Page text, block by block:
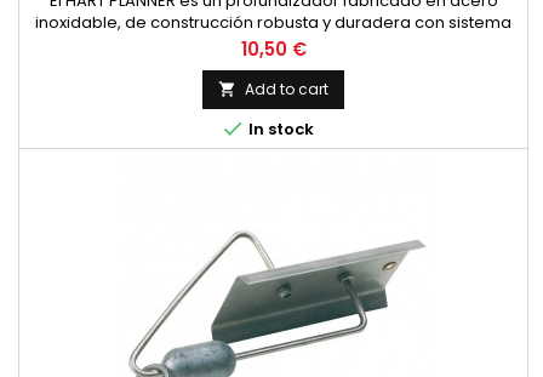
inoxidable, de construcción robusta y duradera con sistema
de inclinación ascendente tras la picada. Podremos
utilizarlos para trolling ligero, pesca de calamar a curricán
y/o pesca de altura
Price
10,50 €
 Add to cart
 In stock